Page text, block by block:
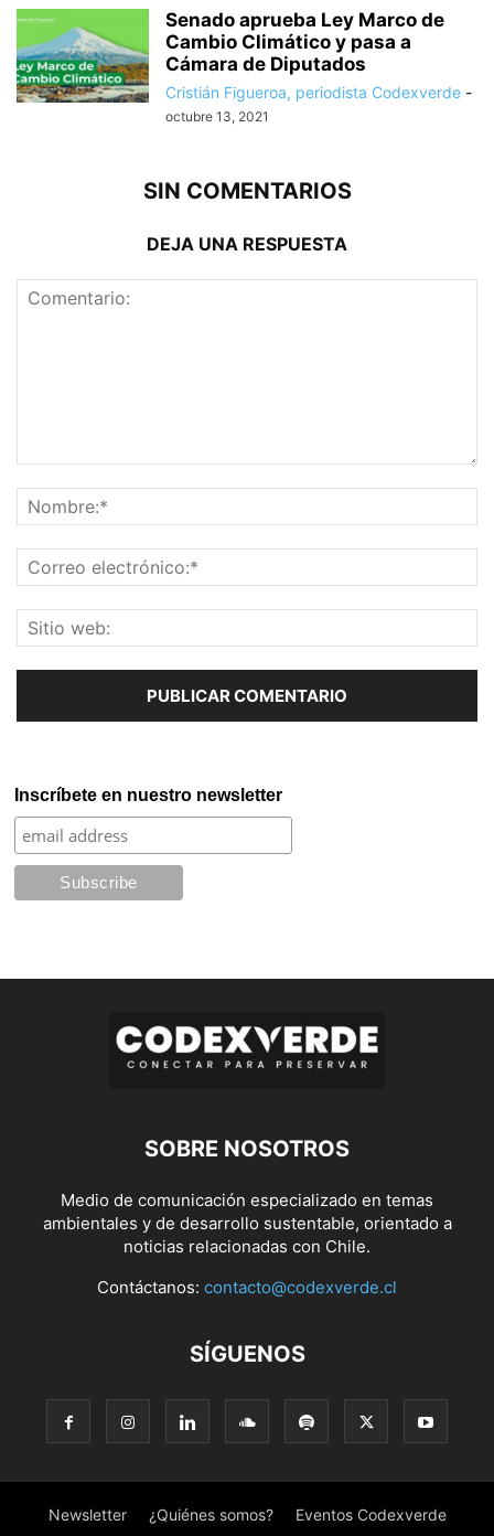
Senado aprueba Ley Marco de
Cambio Climático y pasa a
Cámara de Diputados
Cristián Figueroa, periodista Codexverde -
octubre 13, 2021
SIN COMENTARIOS
DEJA UNA RESPUESTA
Inscríbete en nuestro newsletter
SOBRE NOSOTROS
Medio de comunicación especializado en temas
ambientales y de desarrollo sustentable, orientado a
noticias relacionadas con Chile.
Contáctanos: contacto@codexverde.cl
SÍGUENOS
Newsletter ¿Quiénes somos? Eventos Codexverde